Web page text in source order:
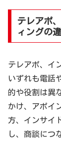
テレアポ
ィングの
テレアポ、イ
いずれも電話
的や役割は異
かけ、アポイ
方、インサイ
し、商談につ